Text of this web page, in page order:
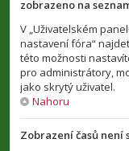
zobrazeno na
V „Uživatelském
nastavení fóra“
této možnosti
pro administrátory,
jako skrytý uživatel.
Nahoru
Zobrazení časů není